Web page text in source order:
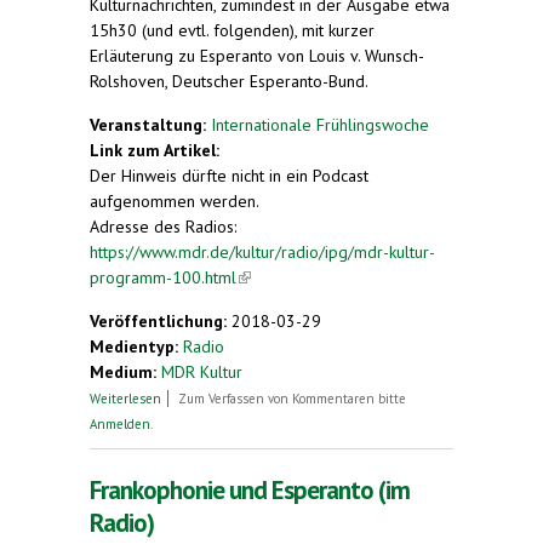
15h30 (und evtl. folgenden), mit kurzer
Erläuterung zu Esperanto von Louis v. Wunsch-
Rolshoven, Deutscher Esperanto-Bund.
Veranstaltung: Internationale Frühlingswoche
Link zum Artikel:
Der Hinweis dürfte nicht in ein Podcast
aufgenommen werden.
Adresse des Radios:
https://www.mdr.de/kultur/radio/ipg/mdr-kultur-
programm-100.html (link is external)
Veröffentlichung: 2018-03-29
Medientyp: Radio
Medium: MDR Kultur
Weiterlesen über Radio-Hinweis auf PSI in Plauen
Zum Verfassen von Kommentaren bitte
Anmelden
Frankophonie und Esperanto (im
Radio)